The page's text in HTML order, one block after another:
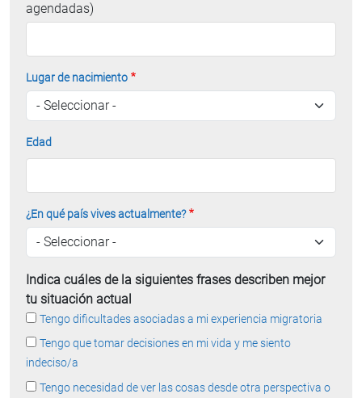
agendadas)
Lugar de nacimiento
Edad
¿En qué país vives actualmente?
Indica cuáles de la siguientes frases describen mejor
tu situación actual
Tengo dificultades asociadas a mi experiencia migratoria
Tengo que tomar decisiones en mi vida y me siento
indeciso/a
Tengo necesidad de ver las cosas desde otra perspectiva o